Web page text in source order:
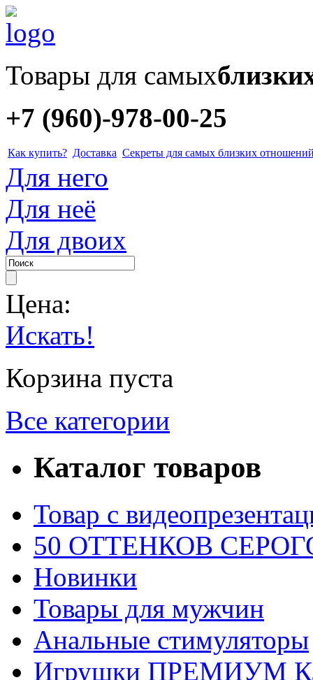
Товары для самых
+7 (960)-978-00-25
Как купить? Доставка Секреты для самых близких
Для него
Для неё
Для двоих
Цена:
Искать!
Корзина пуста
Все категории
Каталог товаров
Товар с
50 ОТТЕНКОВ
Новинки
Товары для мужчин
Анальные стимуляторы
Игрушки ПРЕМИУМ